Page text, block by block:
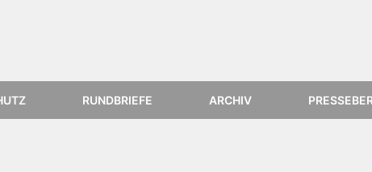
RUNDBRIEFE ARCHIV